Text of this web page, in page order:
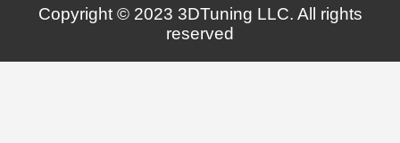
Copyright © 2023 3DTuning LLC. All rights
reserved